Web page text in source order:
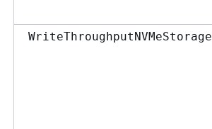
WriteThroughputNVMeStorage